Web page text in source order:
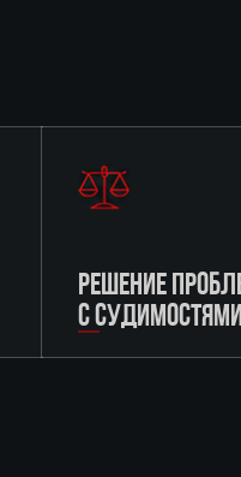
РЕШЕНИЕ
С СУДИМОСТЯМИ